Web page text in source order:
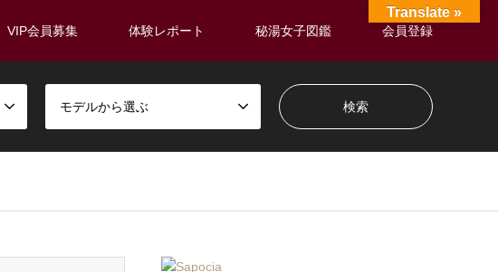
VIP会員募集 体験レポート 秘湯女子図鑑 会員登録
モデルから選ぶ
Translate »